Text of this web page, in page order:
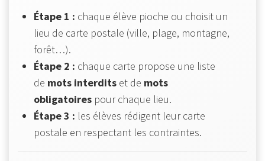
Étape 1 : chaque élève pioche ou choisit un
lieu de carte postale (ville, plage, montagne,
forêt…).
Étape 2 : chaque carte propose une liste
de mots interdits et de mots
obligatoires pour chaque lieu.
Étape 3 : les élèves rédigent leur carte
postale en respectant les contraintes.